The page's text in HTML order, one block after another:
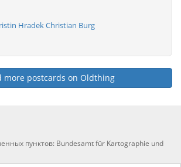
Hradek Christian Burg
more postcards on Oldthing
пунктов: Bundesamt für Kartographie und